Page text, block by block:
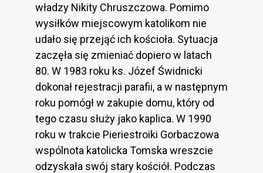
władzy Nikity Chruszczowa. Pomimo
wysiłków miejscowym katolikom nie
udało się przejąć ich kościoła. Sytuacja
zaczęła się zmieniać dopiero w latach
80. W 1983 roku ks. Józef Świdnicki
dokonał rejestracji parafii, a w następnym
roku pomógł w zakupie domu, który od
tego czasu służy jako kaplica. W 1990
roku w trakcie Pieriestroiki Gorbaczowa
wspólnota katolicka Tomska wreszcie
odzyskała swój stary kościół. Podczas